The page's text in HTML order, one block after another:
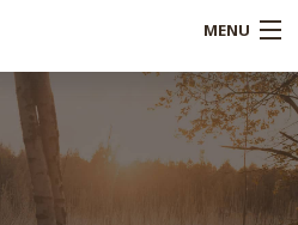
MENU